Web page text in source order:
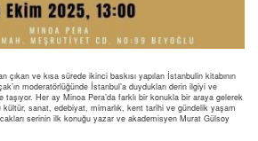
çıkan ve kısa sürede ikinci baskısı yapılan İstanbulin kitabının
moderatörlüğünde İstanbul’a duydukları derin ilgiyi ve
Her ay Minoa Pera’da farklı bir konukla bir araya gelerek
kültür, sanat, edebiyat, mimarlık, kent tarihi ve gündelik yaşam
serinin ilk konuğu yazar ve akademisyen Murat Gülsoy